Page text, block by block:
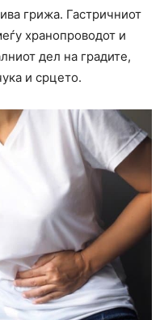
грижа. Гастричниот
хранопроводот и
дел на градите,
и срцето.